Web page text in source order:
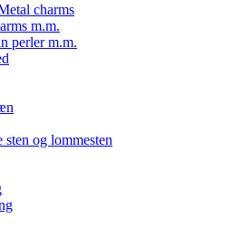
charms
m.m.
perler m.m.
sten og lommesten